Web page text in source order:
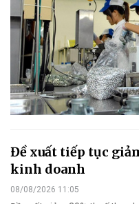
Đề xuất tiếp tục
kinh doanh
08/08/2026 11:05